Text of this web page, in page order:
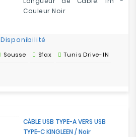
Couleur Noir
Disponibilité
Sousse Sfax Tunis Drive-IN
CÂBLE USB TYPE-A VERS USB
TYPE-C KINGLEEN / Noir